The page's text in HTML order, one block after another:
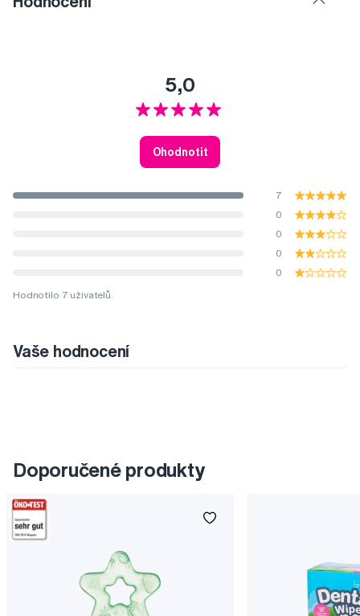
5,0
Ohodnotit
7
0
0
0
0
Hodnotilo 7 uživatelů.
Vaše hodnocení
Doporučené produkty